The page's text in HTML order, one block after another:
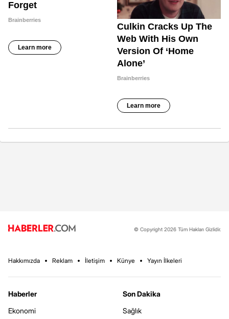
© Copyright 2026 Tüm Hakları Gizlidir.
Hakkımızda Reklam İletişim Künye Yayın İlkeleri
Haberler
Ekonomi
Son Dakika
Sağlık